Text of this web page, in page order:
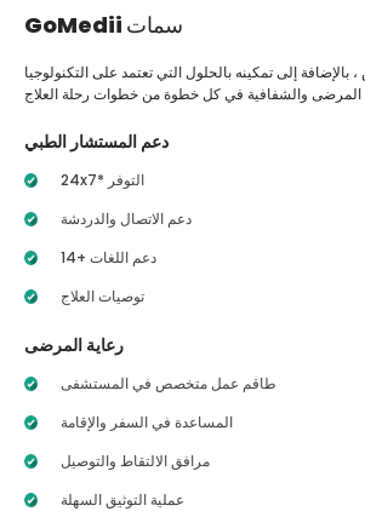
GoMedii سمات
إلى تمكينه بالحلول التي تعتمد على التكنولوجيا
دعم المستشار الطبي
24x7* التوفر
دعم الاتصال والدردشة
14+ دعم اللغات
توصيات العلاج
رعاية المرضى
طاقم عمل متخصص في المستشفى
المساعدة في السفر والإقامة
مرافق الالتقاط والتوصيل
عملية التوثيق السهلة